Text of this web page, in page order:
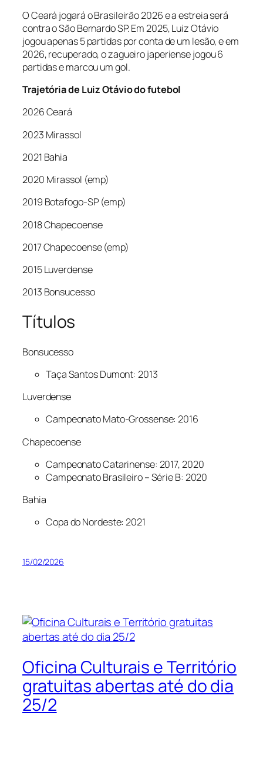
O Ceará jogará o Brasileirão 2026 e a estreia será
contra o São Bernardo SP. Em 2025, Luiz Otávio
jogou apenas 5 partidas por conta de um lesão, e em
2026, recuperado, o zagueiro japeriense jogou 6
partidas e marcou um gol.
Trajetória de Luiz Otávio do futebol
2026 Ceará
2023 Mirassol
2021 Bahia
2020 Mirassol (emp)
2019 Botafogo-SP (emp)
2018 Chapecoense
2017 Chapecoense (emp)
2015 Luverdense
2013 Bonsucesso
Títulos
Bonsucesso
Taça Santos Dumont: 2013
Luverdense
Campeonato Mato-Grossense: 2016
Chapecoense
Campeonato Catarinense: 2017, 2020
Campeonato Brasileiro – Série B: 2020
Bahia
Copa do Nordeste: 2021
15/02/2026
Oficina Culturais e Território
gratuitas abertas até do dia
25/2